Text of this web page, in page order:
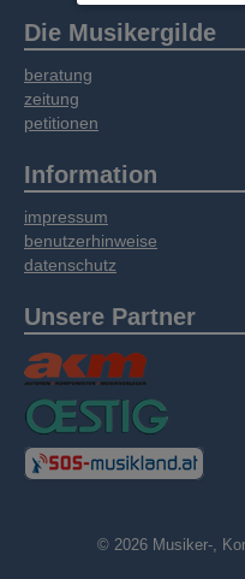
soziale Medien,
weitergegeben.
Die Musikergilde
beratung
zeitung
petitionen
Information
impressum
benutzerhinweise
datenschutz
Unsere Partner
© 2026 Musiker-,